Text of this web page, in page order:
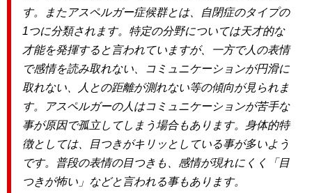
す。またアスペルガー症候群とは、自閉症のタイプの
1つに分類されます。特定の分野については天才的な
才能を発揮すると言われていますが、一方で人の表情
で感情を読み取れない、コミュニケーションが円滑に
取れない、人との距離が測れない等の傾向が見られま
す。アスペルガーの人はコミュニケーションが苦手な
事が原因で孤立してしまう場合もあります。身体的特
徴としては、目つきがキリッとしている事が多いよう
です。普段の表情の目つきも、感情が現れにくく「目
つきが怖い」などと言われる事もあります。